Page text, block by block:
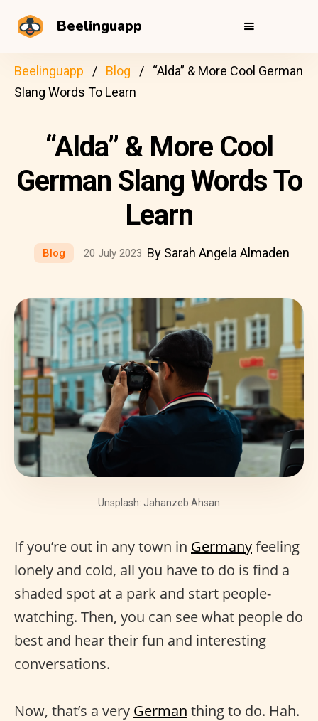
Beelinguapp
Beelinguapp Blog
“Alda” & More Cool German
Slang Words To Learn
“Alda” & More Cool
German Slang Words To
Learn
Blog 20 July 2023 By Sarah Angela Almaden
Unsplash: Jahanzeb Ahsan
If you’re out in any town in Germanyfeeling
lonely and cold, all you have to do is find a
shaded spot at a park and start people-
watching. Then, you can see what people do
best and hear their fun and interesting
conversations.
Now, that’s a very German thing to do. Hah.